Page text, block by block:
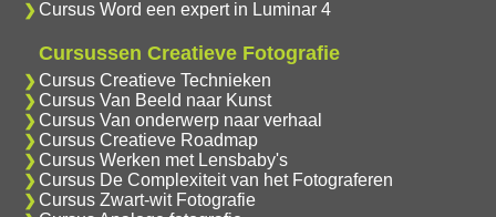
Cursus Word een expert in Luminar 4
Cursussen Creatieve Fotografie
Cursus Creatieve Technieken
Cursus Van Beeld naar Kunst
Cursus Van onderwerp naar verhaal
Cursus Creatieve Roadmap
Cursus Werken met Lensbaby's
Cursus De Complexiteit van het Fotograferen
Cursus Zwart-wit Fotografie